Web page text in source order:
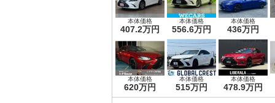
本体価格
407.2万円
本体価格
556.6万円
本体価格
436万円
本体価格
620万円
本体価格
515万円
本体価格
478.9万円